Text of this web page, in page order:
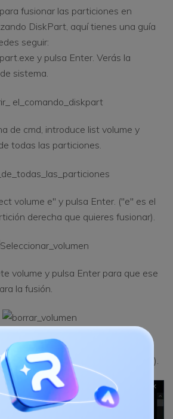
fusionar las particiones en
DiskPart, aquí tienes una guía
seguir:
y pulsa Enter. Verás la
sistema.
de cmd, introduce list volume y
todas las particiones.
volume e" y pulsa Enter. ("e" es el
derecha que quieres fusionar).
volume y pulsa Enter para que ese
la fusión.
volume d" y pulsa Enter. (d es el
izquierda que quieres fusionar).